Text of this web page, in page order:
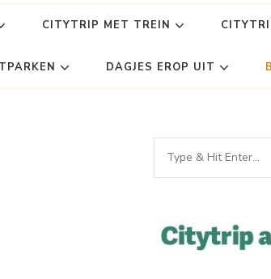
CITYTRIP MET TREIN
DAGJES EROP UIT
Looking
for